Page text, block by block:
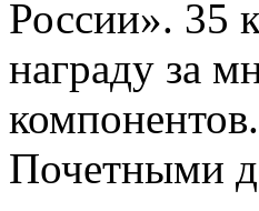
России». 35
награду за
Почетными